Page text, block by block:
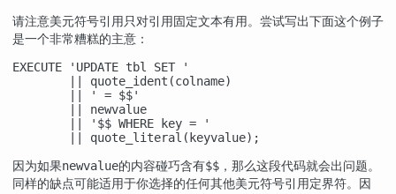
请注意美元符号引用只对引用固定文本有用。尝试写出下面这个例子
是一个非常糟糕的主意：
EXECUTE 'UPDATE tbl SET '
        || quote_ident(colname)
        || ' = $$'
        || newvalue
        || '$$ WHERE key = '
        || quote_literal(keyvalue);
因为如果newvalue的内容碰巧含有$$ ，那么这段代码就会出问题。
同样的缺点可能适用于你选择的任何其他美元符号引用定界符。因